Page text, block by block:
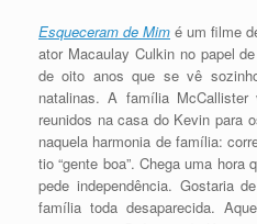
Esqueceram de Mim é um filme
ator Macaulay Culkin no papel
de oito anos que se vê
natalinas. A família
reunidos na casa do Kevin para
naquela harmonia de família:
tio “gente boa”. Chega uma
pede independência. Gostaria
família toda desaparecida.